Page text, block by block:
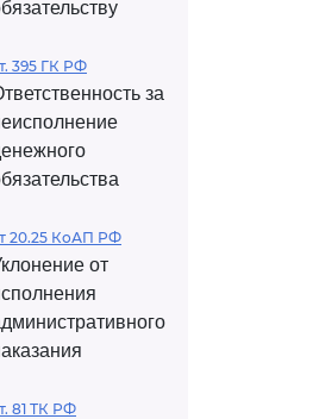
395 ГК РФ
за
20.25 КоАП РФ
от
81 ТК РФ